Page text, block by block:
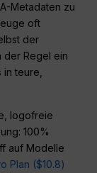
Metadaten zu
oft
der
der Regel ein
teure,
logofreie
100%
auf Modelle
Plan ($10.8)